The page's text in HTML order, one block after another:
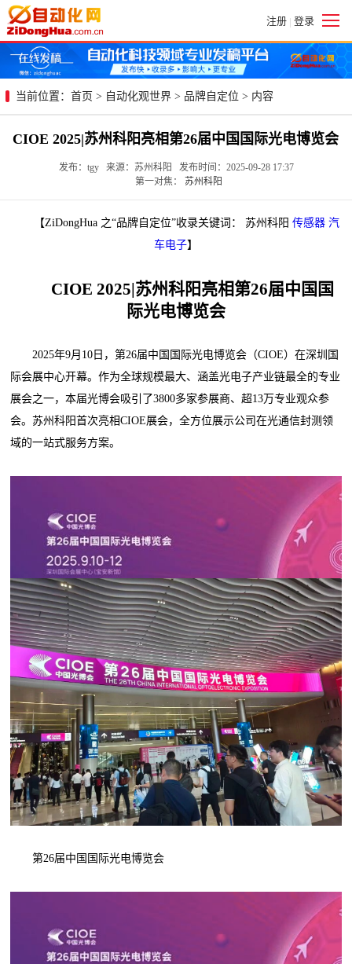
注册 | 登录
当前位置： 首页 > 自动化观世界 > 品牌自定位 > 内容
CIOE 2025|苏州科阳亮相第26届中国国际光电博览会
发布：tgy 来源：苏州科阳 发布时间：2025-09-28 17:37
第一对焦： 苏州科阳
【ZiDongHua 之“品牌自定位”收录关键词： 苏州科阳传感器 汽
车电子】
CIOE 2025|苏州科阳亮相第26届中国国
际光电博览会
2025年9月10日，第26届中国国际光电博览会（CIOE）在深圳国
际会展中心开幕。作为全球规模最大、涵盖光电子产业链最全的专业
展会之一，本届光博会吸引了3800多家参展商、超13万专业观众参
会。苏州科阳首次亮相CIOE展会，全方位展示公司在光通信封测领
域的一站式服务方案。
第26届中国国际光电博览会